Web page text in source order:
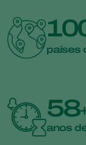
países
58
anos